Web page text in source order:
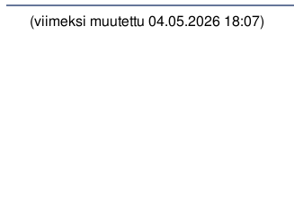
(viimeksi muutettu 04.05.2026 18:07)